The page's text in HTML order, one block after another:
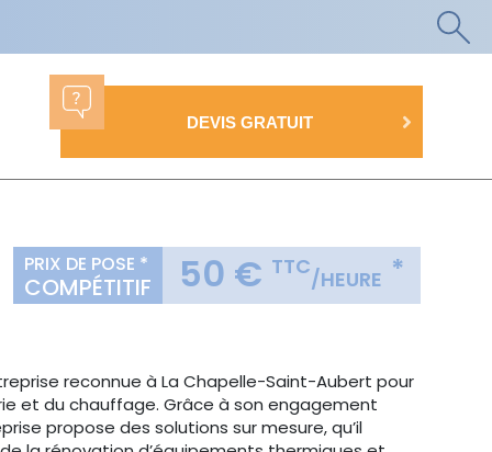
DEVIS GRATUIT
PRIX DE POSE *
COMPÉTITIF 50 € TTC/HEURE *
reconnue à La Chapelle-Saint-Aubert pour
et du chauffage. Grâce à son engagement
propose des solutions sur mesure, qu’il